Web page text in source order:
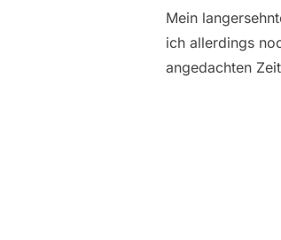
Mein
ich allerdings
angedachten